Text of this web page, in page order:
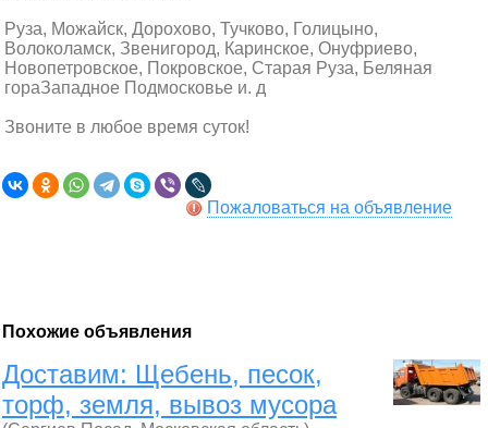
Руза, Можайск, Дорохово, Тучково, Голицыно,
Волоколамск, Звенигород, Каринское, Онуфриево,
Новопетровское, Покровское, Старая Руза, Беляная
гораЗападное Подмосковье и. д
Звоните в любое время суток!
Пожаловаться на объявление
Похожие объявления
Доставим: Щебень, песок,
торф, земля, вывоз мусора